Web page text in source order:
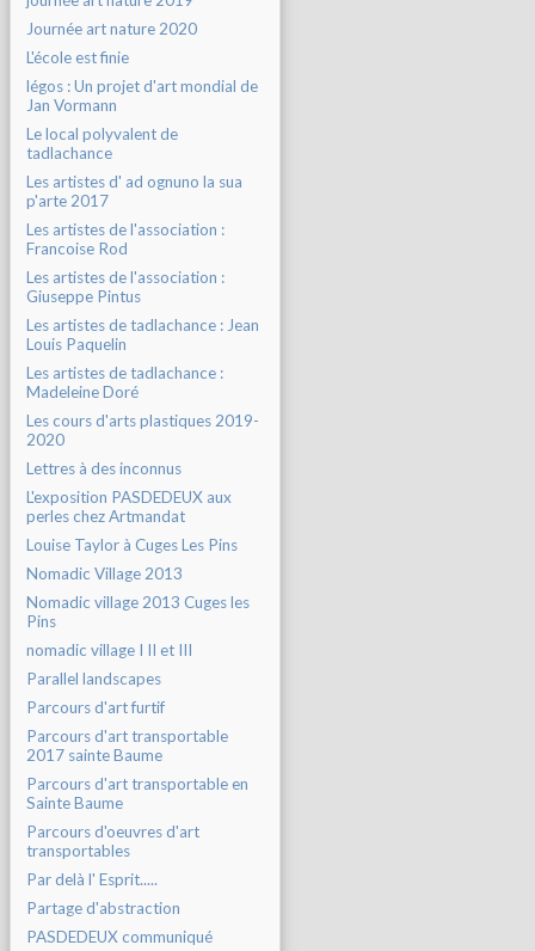
Journée art nature 2020
L'école est finie
légos : Un projet d'art mondial de
Jan Vormann
Le local polyvalent de
tadlachance
Les artistes d' ad ognuno la sua
p'arte 2017
Les artistes de l'association :
Francoise Rod
Les artistes de l'association :
Giuseppe Pintus
Les artistes de tadlachance : Jean
Louis Paquelin
Les artistes de tadlachance :
Madeleine Doré
Les cours d'arts plastiques 2019-
2020
Lettres à des inconnus
L'exposition PASDEDEUX aux
perles chez Artmandat
Louise Taylor à Cuges Les Pins
Nomadic Village 2013
Nomadic village 2013 Cuges les
Pins
nomadic village I II et III
Parallel landscapes
Parcours d'art furtif
Parcours d'art transportable
2017 sainte Baume
Parcours d'art transportable en
Sainte Baume
Parcours d'oeuvres d'art
transportables
Par delà l' Esprit.....
Partage d'abstraction
PASDEDEUX communiqué